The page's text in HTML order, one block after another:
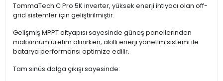
TommaTech C Pro 5K inverter, yüksek enerji ihtiyacı olan off-
grid sistemler için geliştirilmiştir.
Gelişmiş MPPT altyapısı sayesinde güneş panellerinden
maksimum üretim alınırken, akıllı enerji yönetim sistemi ile
batarya performansı optimize edilir.
Tam sinüs dalga çıkışı sayesinde: